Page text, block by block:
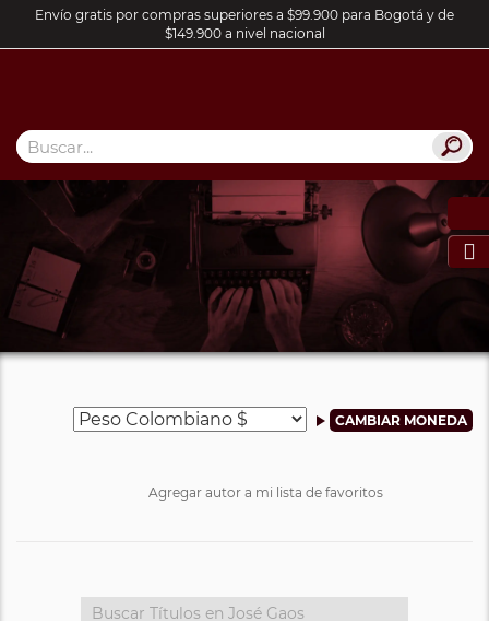
Envío gratis por compras superiores a $99.900 para Bogotá y de
$149.900 a nivel nacional

Agregar autor a mi lista de favoritos